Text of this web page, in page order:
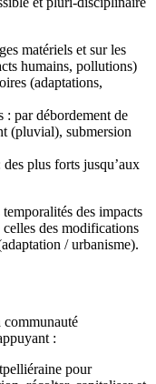
matériels et sur les
humains, pollutions)
(adaptations,
: par débordement de
(pluvial), submersion
plus forts jusqu’aux
des impacts
des modifications
/ urbanisme).
communauté
:
pour